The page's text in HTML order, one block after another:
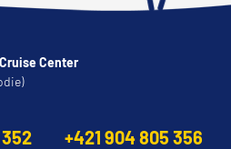
Center
352
+421 904 805 356